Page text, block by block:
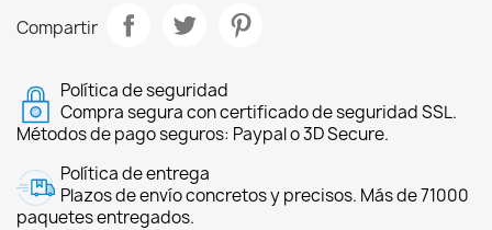
Compartir
Política de seguridad
Compra segura con certificado de seguridad SSL.
Métodos de pago seguros: Paypal o 3D Secure.
Política de entrega
Plazos de envío concretos y precisos. Más de 71000
paquetes entregados.